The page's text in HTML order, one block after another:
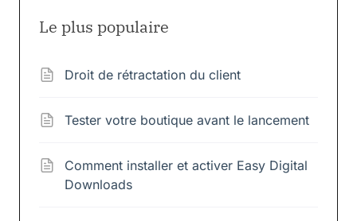
Le plus populaire
Droit de rétractation du client
Tester votre boutique avant le lancement
Comment installer et activer Easy Digital
Downloads